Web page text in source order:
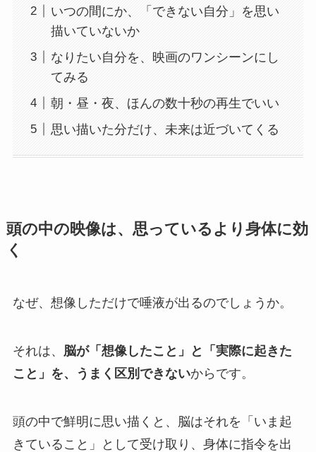
いつの間にか、「できない自分」を思い
描いていないか
なりたい自分を、映画のワンシーンにし
てみる
朝・昼・夜、ほんの数十秒の再生でいい
思い描いた分だけ、未来は近づいてくる
頭の中の映像は、思っているより身体に効
く
なぜ、想像しただけで唾液が出るのでしょうか。
それは、
脳が「想像したこと」と「実際に起きた
こと」を、うまく区別できないからです。
頭の中で鮮明に思い描くと、脳はそれを「いま起
きていること」として受け取り、身体に指令を出